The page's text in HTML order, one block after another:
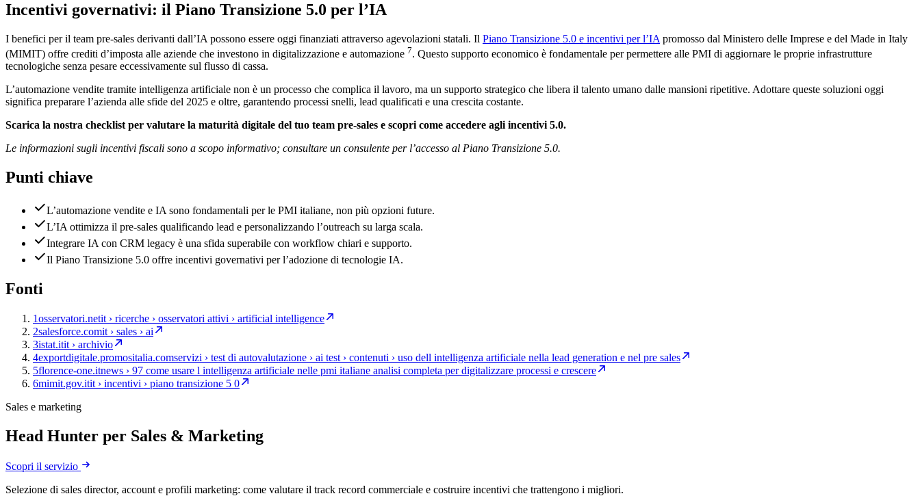
Incentivi governativi: il Piano Transizione 5.0 per l’IA
I benefici per il team pre-sales derivanti dall’IA possono essere oggi finanziati attraverso agevolazioni statali. Il Piano Transizione 5.0 e incentivi per l’IA promosso dal Ministero delle Imprese e del Made in Italy
(MIMIT) offre crediti d’imposta alle aziende che investono in digitalizzazione e automazione 7. Questo supporto economico è fondamentale per permettere alle PMI di aggiornare le proprie infrastrutture
tecnologiche senza pesare eccessivamente sul flusso di cassa.
L’automazione vendite tramite intelligenza artificiale non è un processo che complica il lavoro, ma un supporto strategico che libera il talento umano dalle mansioni ripetitive. Adottare queste soluzioni oggi
significa preparare l’azienda alle sfide del 2025 e oltre, garantendo processi snelli, lead qualificati e una crescita costante.
Scarica la nostra checklist per valutare la maturità digitale del tuo team pre-sales e scopri come accedere agli incentivi 5.0.
Le informazioni sugli incentivi fiscali sono a scopo informativo; consultare un consulente per l’accesso al Piano Transizione 5.0.
Punti chiave
L’automazione vendite e IA sono fondamentali per le PMI italiane, non più opzioni future.
L’IA ottimizza il pre-sales qualificando lead e personalizzando l’outreach su larga scala.
Integrare IA con CRM legacy è una sfida superabile con workflow chiari e supporto.
Il Piano Transizione 5.0 offre incentivi governativi per l’adozione di tecnologie IA.
Fonti
1osservatori.netit › ricerche › osservatori attivi › artificial intelligence
2salesforce.comit › sales › ai
3istat.itit › archivio
4exportdigitale.promositalia.comservizi › test di autovalutazione › ai test › contenuti › uso dell intelligenza artificiale nella lead generation e nel pre sales
5florence-one.itnews › 97 come usare l intelligenza artificiale nelle pmi italiane analisi completa per digitalizzare processi e crescere
6mimit.gov.itit › incentivi › piano transizione 5 0
Sales e marketing
Head Hunter per Sales & Marketing
Scopri il servizio
Selezione di sales director, account e profili marketing: come valutare il track record commerciale e costruire incentivi che trattengono i migliori.